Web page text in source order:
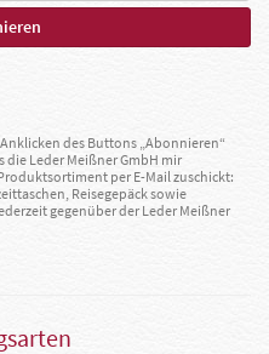
des Buttons „Abonnieren“
Leder Meißner GmbH mir
per E-Mail zuschickt:
Reisegepäck sowie
gegenüber der Leder Meißner